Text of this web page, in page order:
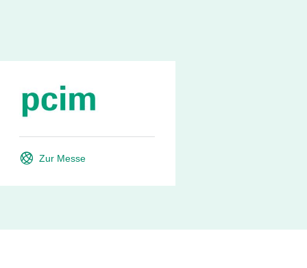
Zur Messe